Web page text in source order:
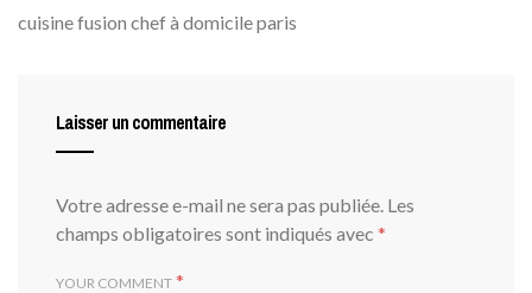
cuisine fusion chef à domicile paris
Laisser un commentaire
Votre adresse e-mail ne sera pas publiée. Les
champs obligatoires sont indiqués avec *
YOUR COMMENT *